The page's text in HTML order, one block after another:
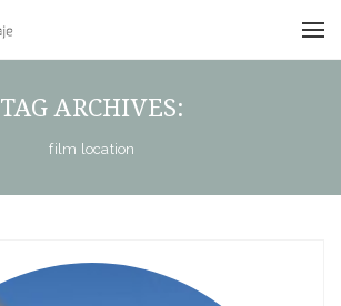
TAG ARCHIVES:
film location